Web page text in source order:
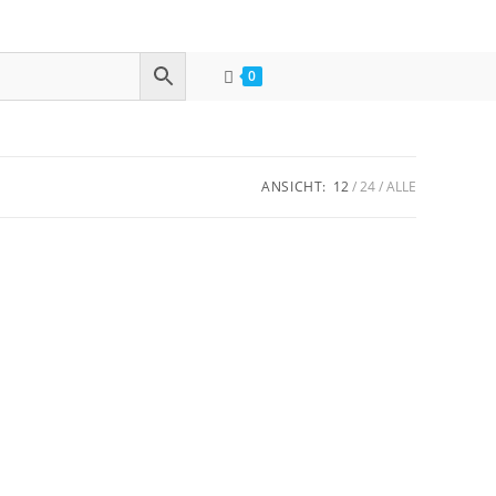
0
ANSICHT: 12 24 ALLE